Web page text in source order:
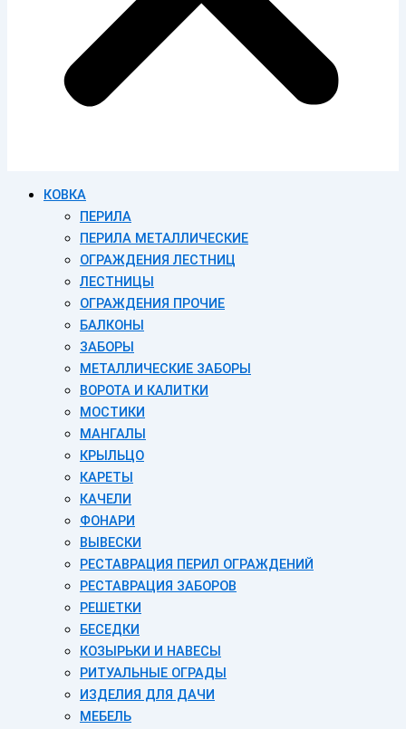
КОВКА
ПЕРИЛА
ПЕРИЛА МЕТАЛЛИЧЕСКИЕ
ОГРАЖДЕНИЯ ЛЕСТНИЦ
ЛЕСТНИЦЫ
ОГРАЖДЕНИЯ ПРОЧИЕ
БАЛКОНЫ
ЗАБОРЫ
МЕТАЛЛИЧЕСКИЕ ЗАБОРЫ
ВОРОТА И КАЛИТКИ
МОСТИКИ
МАНГАЛЫ
КРЫЛЬЦО
КАРЕТЫ
КАЧЕЛИ
ФОНАРИ
ВЫВЕСКИ
РЕСТАВРАЦИЯ ПЕРИЛ ОГРАЖДЕНИЙ
РЕСТАВРАЦИЯ ЗАБОРОВ
РЕШЕТКИ
БЕСЕДКИ
КОЗЫРЬКИ И НАВЕСЫ
РИТУАЛЬНЫЕ ОГРАДЫ
ИЗДЕЛИЯ ДЛЯ ДАЧИ
МЕБЕЛЬ